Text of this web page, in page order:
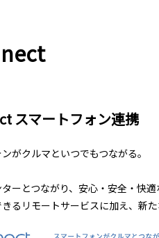
スマートフォン連携
がクルマといつでもつながる。
ーとつながり、安心・安全・快
るリモートサービスに加え、新